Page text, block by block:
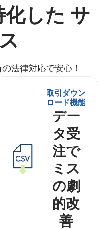
化した サ
法律対応で安心！
取引ダウン
ロード機能
デー
タ受
注で
ミス
の劇
的改
善